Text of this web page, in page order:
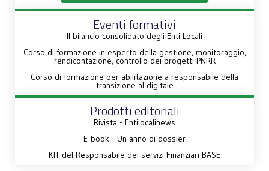
Eventi formativi
Il bilancio consolidato degli Enti Locali
Corso di formazione in esperto della gestione, monitoraggio,
rendicontazione, controllo dei progetti PNRR
Corso di formazione per abilitazione a responsabile della
transizione al digitale
Prodotti editoriali
Rivista - Entilocalinews
E-book - Un anno di dossier
KIT del Responsabile dei servizi Finanziari BASE